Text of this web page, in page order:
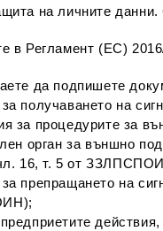
на личните
в Регламент (ЕС)
да подпишете
получаването на
за процедурите за
орган за външно
16, т. 5 от
препращането на
действия,